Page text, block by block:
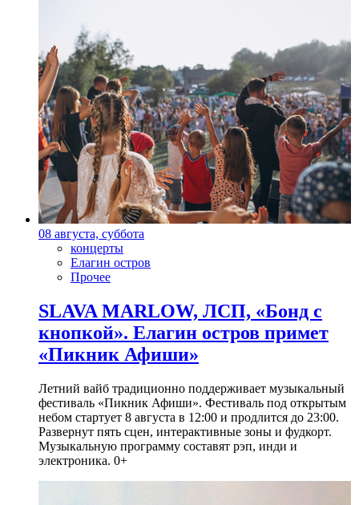
08 августа, суббота
концерты
Елагин остров
Прочее
SLAVA MARLOW, ЛСП, «Бонд с
кнопкой». Елагин остров примет
«Пикник Афиши»
Летний вайб традиционно поддерживает музыкальный
фестиваль «Пикник Афиши». Фестиваль под открытым
небом стартует 8 августа в 12:00 и продлится до 23:00.
Развернут пять сцен, интерактивные зоны и фудкорт.
Музыкальную программу составят рэп, инди и
электроника. 0+